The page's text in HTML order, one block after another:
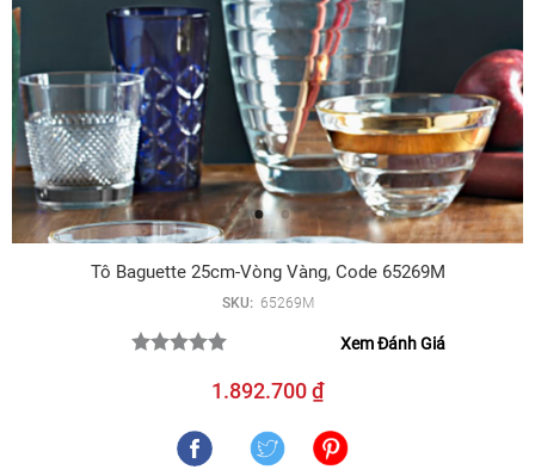
Tô Baguette 25cm-Vòng Vàng, Code 65269M
SKU: 65269M
Xem Đánh Giá
1.892.700 ₫